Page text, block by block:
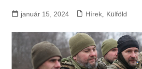
január 15, 2024 Hírek, Külföld